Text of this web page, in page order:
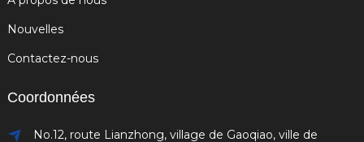
Nouvelles
Contactez-nous
Coordonnées
No.12, route Lianzhong, village de Gaoqiao, ville de